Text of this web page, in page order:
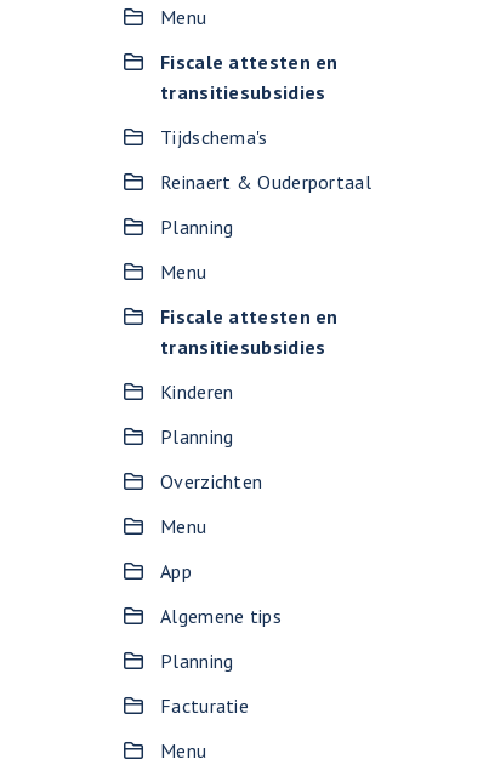
Menu
Fiscale attesten en
transitiesubsidies
Tijdschema's
Reinaert & Ouderportaal
Planning
Menu
Fiscale attesten en
transitiesubsidies
Kinderen
Planning
Overzichten
Menu
App
Algemene tips
Planning
Facturatie
Menu